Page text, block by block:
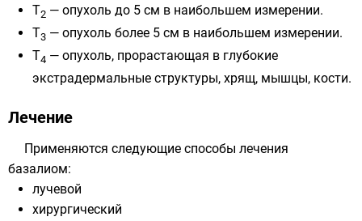
Т2 — опухоль до 5 см в наибольшем измерении.
Т3 — опухоль более 5 см в наибольшем измерении.
Т4 — опухоль, прорастающая в глубокие
экстрадермальные структуры, хрящ, мышцы, кости.
Лечение
Применяются следующие способы лечения
базалиом:
лучевой
хирургический